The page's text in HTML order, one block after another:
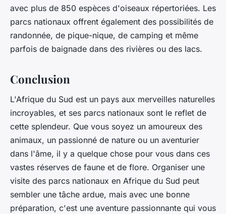
avec plus de 850 espèces d'oiseaux répertoriées. Les
parcs nationaux offrent également des possibilités de
randonnée, de pique-nique, de camping et même
parfois de baignade dans des rivières ou des lacs.
Conclusion
L'Afrique du Sud est un pays aux merveilles naturelles
incroyables, et ses parcs nationaux sont le reflet de
cette splendeur. Que vous soyez un amoureux des
animaux, un passionné de nature ou un aventurier
dans l'âme, il y a quelque chose pour vous dans ces
vastes réserves de faune et de flore. Organiser une
visite des parcs nationaux en Afrique du Sud peut
sembler une tâche ardue, mais avec une bonne
préparation, c'est une aventure passionnante qui vous